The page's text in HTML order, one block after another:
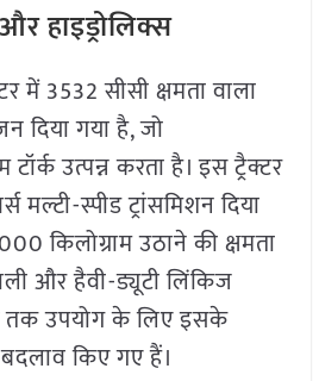
हाइड्रोलिक्स
में 3532 सीसी क्षमता वाला
दिया गया है, जो
उत्पन्न करता है। इस ट्रैक्टर
मल्टी-स्पीड ट्रांसमिशन दिया
किलोग्राम उठाने की क्षमता
और हैवी-ड्यूटी लिंकिज
उपयोग के लिए इसके
किए गए हैं।